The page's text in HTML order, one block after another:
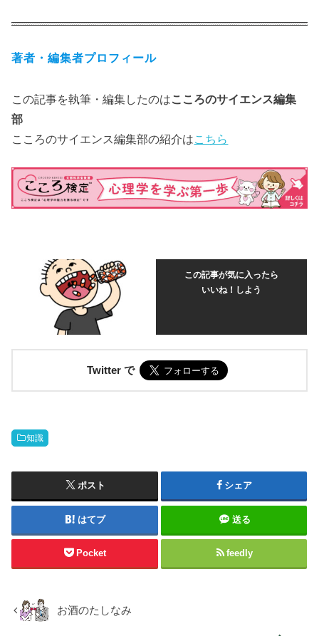
著者・編集者プロフィール
この記事を執筆・編集したのはこころのサイエンス編集
部
こころのサイエンス編集部の紹介はこちら
この記事が気に入ったら
いいね！しよう
Twitter で
知識
ポスト シェア
はてブ 送る
Pocket feedly
お酒のたしなみ